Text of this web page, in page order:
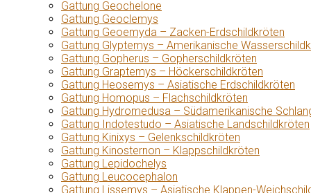
Gattung Geochelone
Gattung Geoclemys
Gattung Geoemyda – Zacken-Erdschildkröten
Gattung Glyptemys – Amerikanische
Gattung Gopherus – Gopherschildkröten
Gattung Graptemys – Höckerschildkröten
Gattung Heosemys – Asiatische Erdschildkröten
Gattung Homopus – Flachschildkröten
Gattung Hydromedusa – Südamerikanische
Gattung Indotestudo – Asiatische Landschildkröten
Gattung Kinixys – Gelenkschildkröten
Gattung Kinosternon – Klappschildkröten
Gattung Lepidochelys
Gattung Leucocephalon
Gattung Lissemys – Asiatische Klappen-